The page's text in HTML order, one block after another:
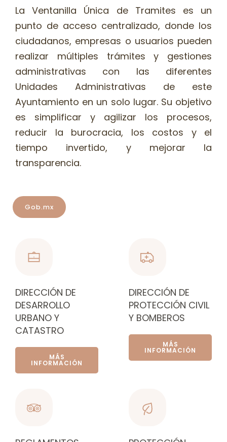
La Ventanilla Única de Tramites es un
punto de acceso centralizado, donde los
ciudadanos, empresas o usuarios pueden
realizar múltiples trámites y gestiones
administrativas con las diferentes
Unidades Administrativas de este
Ayuntamiento en un solo lugar. Su objetivo
es simplificar y agilizar los procesos,
reducir la burocracia, los costos y el
tiempo invertido, y mejorar la
transparencia.
Gob.mx
DIRECCIÓN DE
DESARROLLO
URBANO Y
CATASTRO
MÁS
INFORMACIÓN
DIRECCIÓN DE
PROTECCIÓN CIVIL
Y BOMBEROS
MÁS
INFORMACIÓN